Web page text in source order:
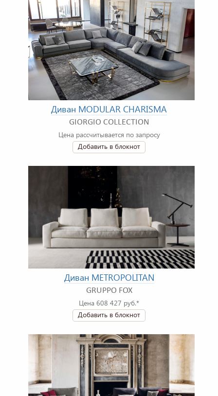
Диван MODULAR CHARISMA
GIORGIO COLLECTION
Цена рассчитывается по запросу
Добавить в блокнот
Диван METROPOLITAN
GRUPPO FOX
Цена 608 427 руб.*
Добавить в блокнот